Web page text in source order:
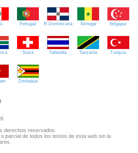
Portugal R.Dominicana Senegal Singapur
Suiza Tailandia Tanzania Turquía
Zimbabue
derechos reservados.
parcial de todos los textos de esta web sin la